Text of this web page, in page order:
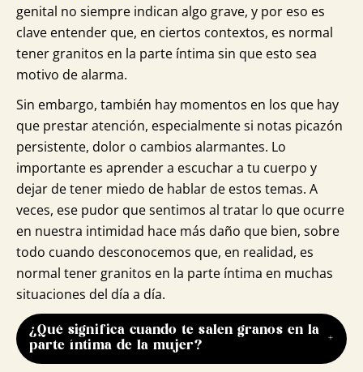
genital no siempre indican algo grave, y por eso es
clave entender que, en ciertos contextos, es normal
tener granitos en la parte íntima sin que esto sea
motivo de alarma.
Sin embargo, también hay momentos en los que hay
que prestar atención, especialmente si notas picazón
persistente, dolor o cambios alarmantes. Lo
importante es aprender a escuchar a tu cuerpo y
dejar de tener miedo de hablar de estos temas. A
veces, ese pudor que sentimos al tratar lo que ocurre
en nuestra intimidad hace más daño que bien, sobre
todo cuando desconocemos que, en realidad, es
normal tener granitos en la parte íntima en muchas
situaciones del día a día.
¿Qué significa cuando te salen granos en la
parte íntima de la mujer?